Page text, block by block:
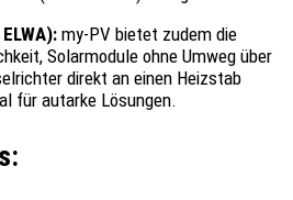
my-PV bietet zudem die
Solarmodule ohne Umweg über
direkt an einen Heizstab
für autarke Lösungen.